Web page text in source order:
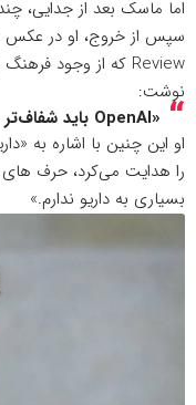
نوشت:
«OpenAI باید شفاف‌تر عمل کند.»
را هدایت می‌کرد، حرف
بسیاری به داریو ندارم.»